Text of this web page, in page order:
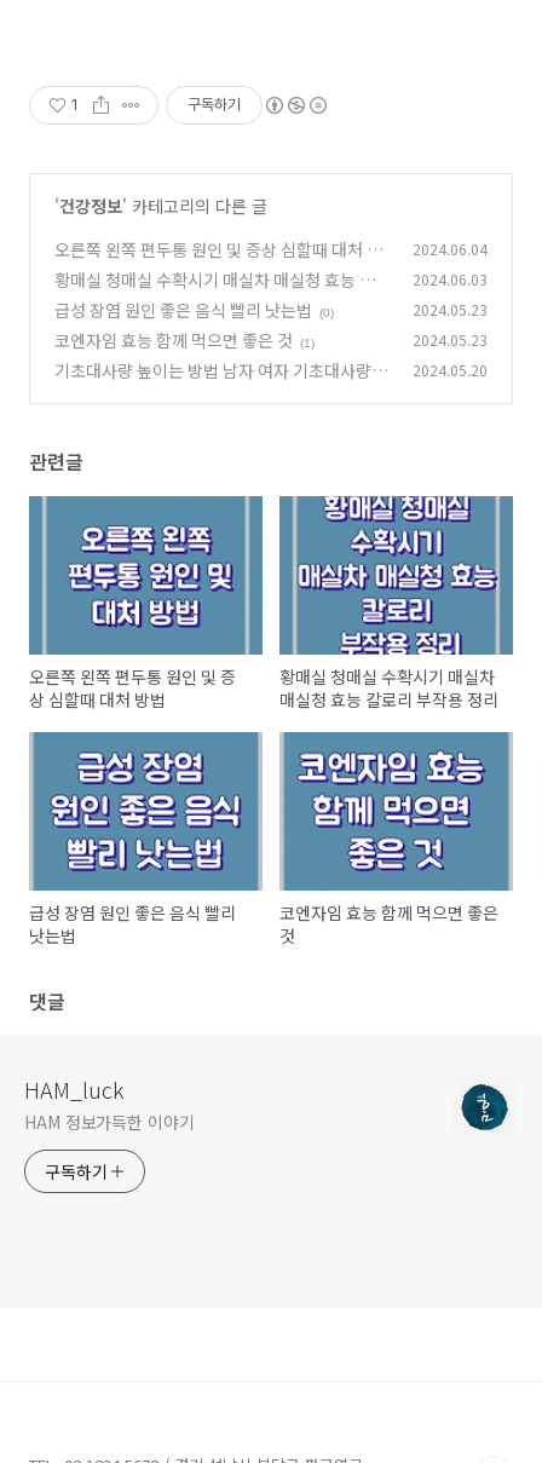
1 구독하기
'건강정보' 카테고리의 다른 글
오른쪽 왼쪽 편두통 원인 및 증상 심할때 대처 방
법
(0)
2024.06.04
황매실 청매실 수확시기 매실차 매실청 효능 칼로
리 부작용 정리
(1)
2024.06.03
급성 장염 원인 좋은 음식 빨리 낫는법 (0) 2024.05.23
코엔자임 효능 함께 먹으면 좋은 것 (1) 2024.05.23
기초대사량 높이는 방법 남자 여자 기초대사량 평
2024.05.20
관련글
오른쪽 왼쪽 편두통 원인 및 증
상 심할때 대처 방법
황매실 청매실 수확시기 매실차
매실청 효능 칼로리 부작용 정리
급성 장염 원인 좋은 음식 빨리
낫는법
코엔자임 효능 함께 먹으면 좋은
것
댓글
HAM_luck
HAM 정보가득한 이야기
구독하기